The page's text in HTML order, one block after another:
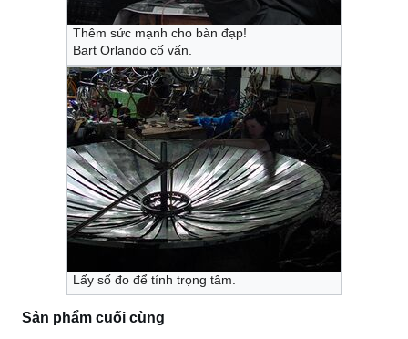
Thêm sức mạnh cho bàn đạp!
Bart Orlando cố vấn.
Lấy số đo để tính trọng tâm.
Sản phẩm cuối cùng